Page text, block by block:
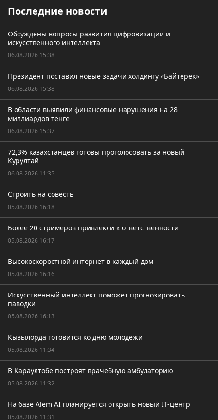
Последние новости
Обсуждены вопросы развития цифровизации и
искусственного интеллекта
06.08.2026 15:38
Президент поставил новые задачи холдингу «Байтерек»
06.08.2026 15:38
В области выявили финансовые нарушения на 28
миллиардов тенге
06.08.2026 15:37
72,3% казахстанцев готовы проголосовать за новый
Курултай
06.08.2026 11:35
Строить на совесть
05.08.2026 16:18
Более 20 стримеров привлекли к ответственности
05.08.2026 16:17
Высокоскоростной интернет в каждый дом
05.08.2026 16:16
Искусственный интеллект поможет прогнозировать
паводки
05.08.2026 16:13
Кызылорда готовится ко дню молодежи
05.08.2026 11:34
В Караултобе построят врачебную амбулаторию
05.08.2026 11:32
На базе Alem AI планируется открыть новый IT-центр
05.08.2026 11:31